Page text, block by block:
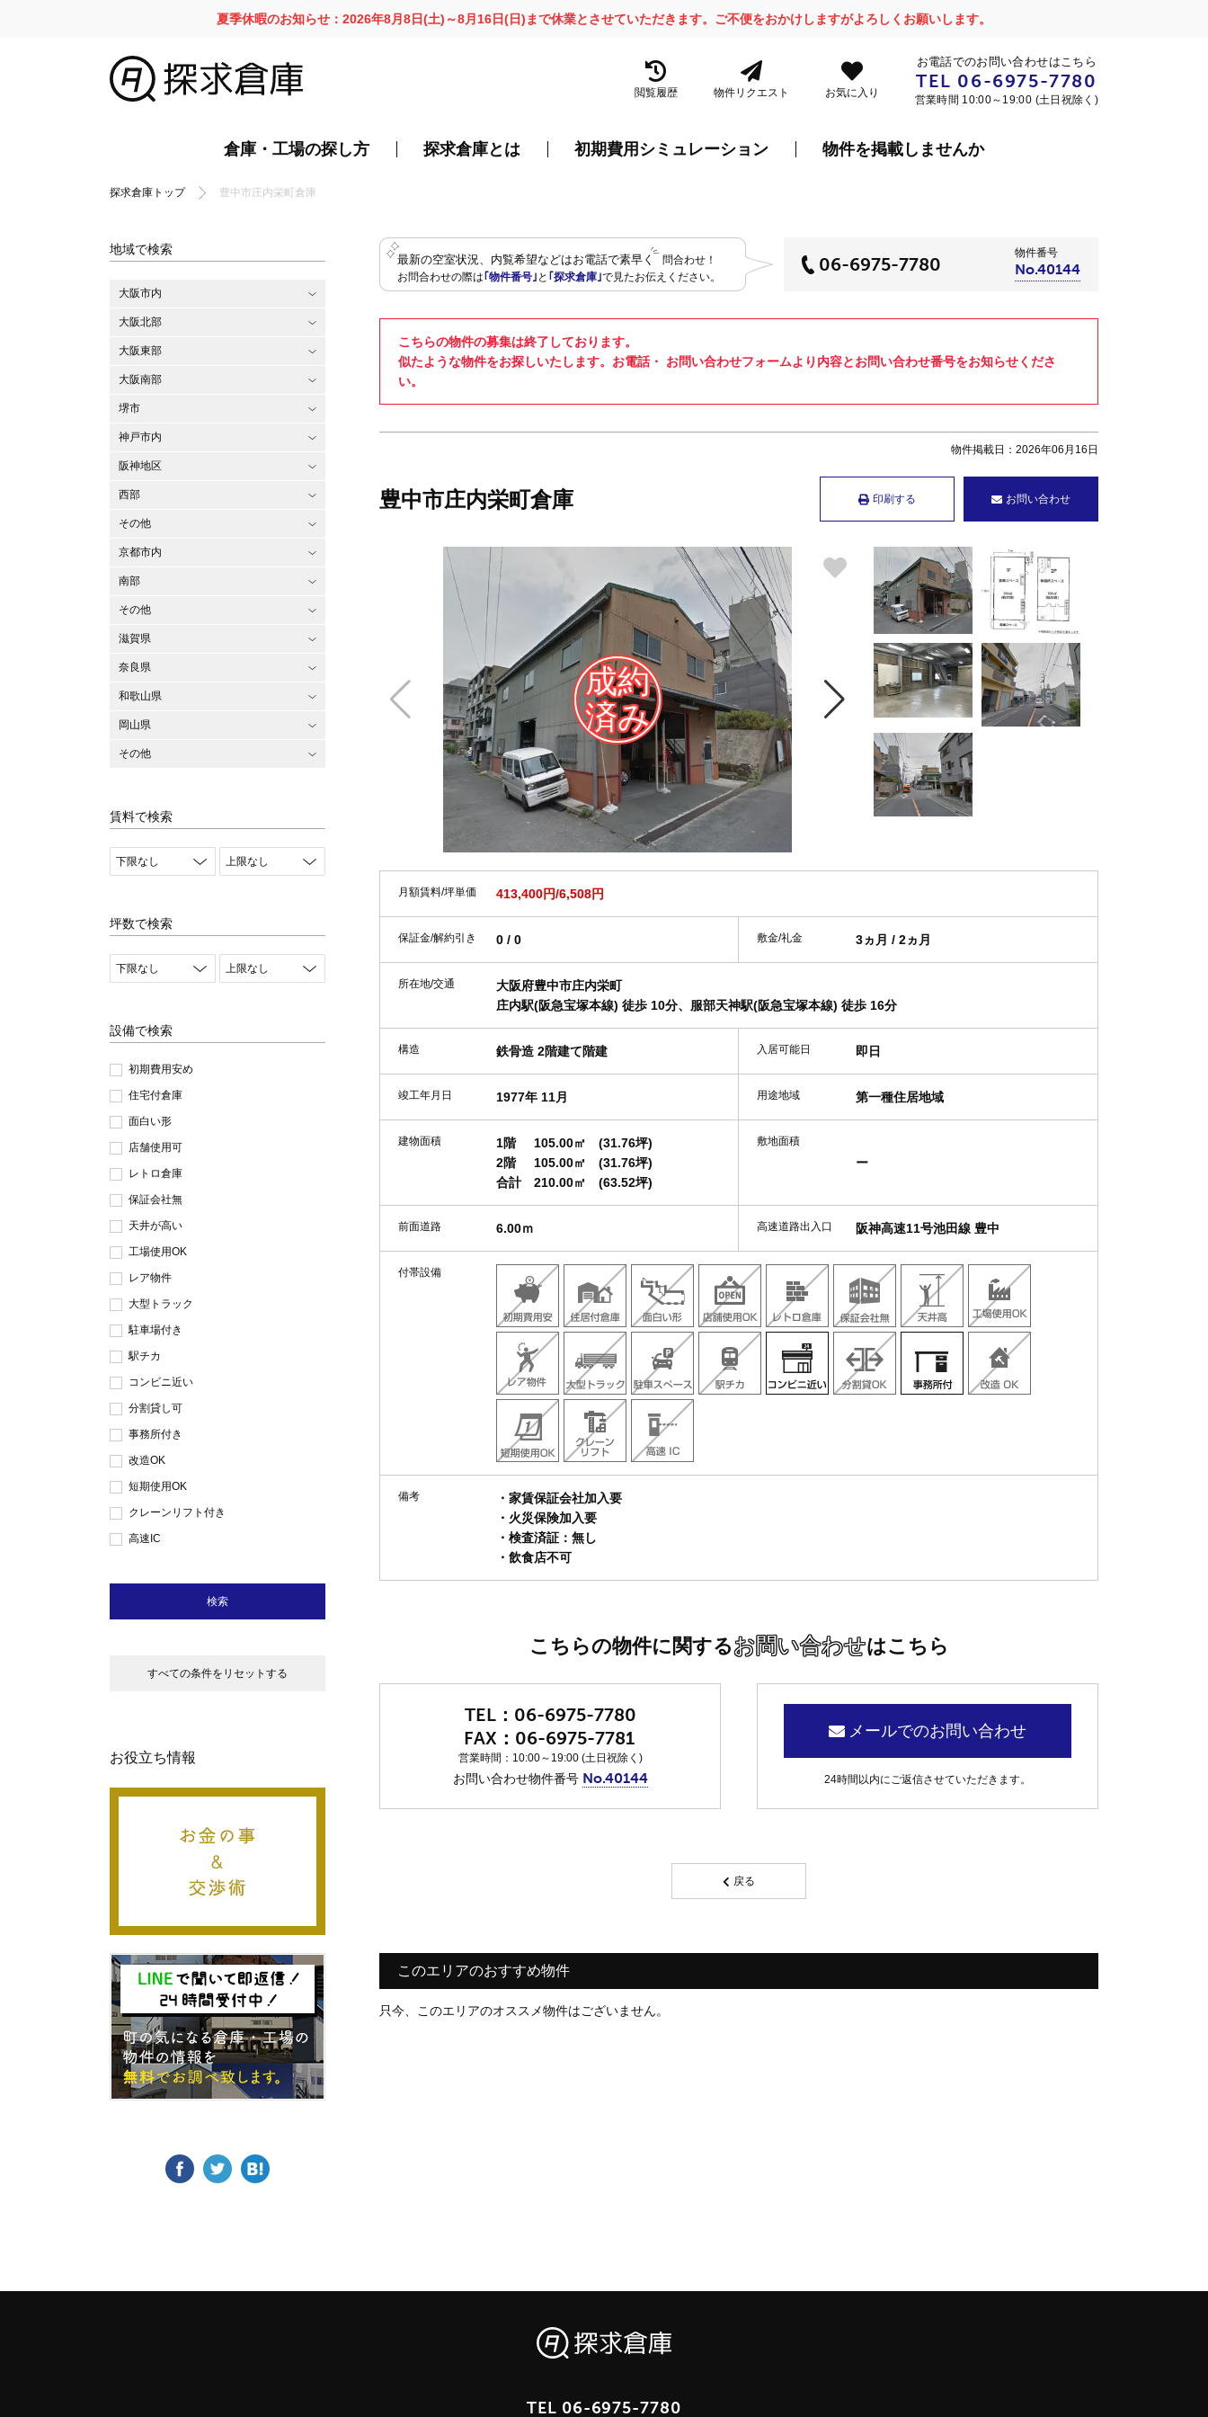
夏季休暇のお知らせ：2026年8月8日(土)～8月16日(日)まで休業とさせていただきます。ご不便をおかけしますがよろしくお願いします。
閲覧履歴 物件リクエスト お気に入り
お電話でのお問い合わせはこちら
TEL 06-6975-7780
営業時間 10:00～19:00 (土日祝除く)
倉庫・工場の探し方 探求倉庫とは 初期費用シミュレーション 物件を掲載しませんか
探求倉庫トップ 豊中市庄内栄町倉庫
最新の空室状況、内覧希望などはお電話で素早く
問合わせ！
お問合わせの際は｢物件番号｣ と ｢探求倉庫｣で見たお伝えください。
06-6975-7780
物件番号
No.40144
こちらの物件の募集は終了しております。
似たような物件をお探しいたします。お電話・ お問い合わせフォームより内容とお問い合わせ番号をお知らせくださ
い。
物件掲載日：2026年06月16日
印刷する お問い合わせ
豊中市庄内栄町倉庫
月額賃料/坪単価 413,400円/6,508円
保証金/解約引き 0 / 0 敷金/礼金 3ヵ月 / 2ヵ月
所在地/交通
大阪府豊中市庄内栄町
庄内駅(阪急宝塚本線) 徒歩 10分、服部天神駅(阪急宝塚本線) 徒歩 16分
構造 鉄骨造 2階建て階建 入居可能日 即日
竣工年月日 1977年 11月 用途地域 第一種住居地域
建物面積 1階 105.00㎡
(31.76坪)
2階
105.00㎡
(31.76坪)
合計
210.00㎡ (63.52坪)
敷地面積
ー
前面道路 6.00ｍ 高速道路出入口 阪神高速11号池田線 豊中
付帯設備
備考
・家賃保証会社加入要
・火災保険加入要
・検査済証：無し
・飲食店不可
こちらの物件に関するお問い合わせはこちら
06-6975-7780
06-6975-7781
営業時間：10:00～19:00 (土日祝除く)
お問い合わせ物件番号 No.40144
メールでのお問い合わせ
24時間以内にご返信させていただきます。
戻る
このエリアのおすすめ物件
只今、このエリアのオススメ物件はございません。
地域で検索
大阪市内
大阪北部
大阪東部
大阪南部
堺市
神戸市内
阪神地区
西部
その他
京都市内
南部
その他
滋賀県
奈良県
和歌山県
岡山県
その他
賃料で検索
坪数で検索
設備で検索
初期費用安め
住宅付倉庫
面白い形
店舗使用可
レトロ倉庫
保証会社無
天井が高い
工場使用OK
レア物件
大型トラック
駐車場付き
駅チカ
コンビニ近い
分割貸し可
事務所付き
改造OK
短期使用OK
クレーンリフト付き
高速IC
検索
すべての条件をリセットする
お役立ち情報
TEL 06-6975-7780